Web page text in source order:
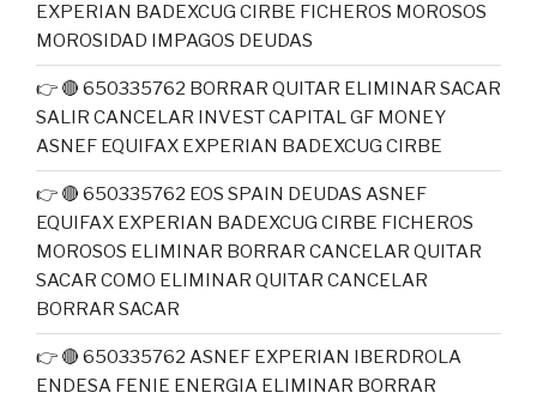
EXPERIAN BADEXCUG CIRBE FICHEROS MOROSOS
MOROSIDAD IMPAGOS DEUDAS
👉 🔴 650335762 BORRAR QUITAR ELIMINAR SACAR
SALIR CANCELAR INVEST CAPITAL GF MONEY
ASNEF EQUIFAX EXPERIAN BADEXCUG CIRBE
👉 🔴 650335762 EOS SPAIN DEUDAS ASNEF
EQUIFAX EXPERIAN BADEXCUG CIRBE FICHEROS
MOROSOS ELIMINAR BORRAR CANCELAR QUITAR
SACAR COMO ELIMINAR QUITAR CANCELAR
BORRAR SACAR
👉 🔴 650335762 ASNEF EXPERIAN IBERDROLA
ENDESA FENIE ENERGIA ELIMINAR BORRAR